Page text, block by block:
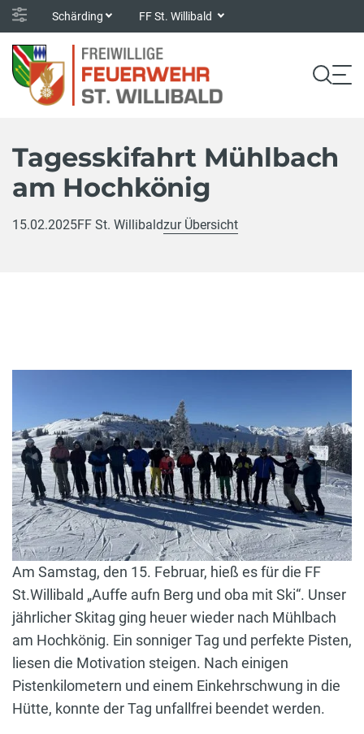
Schärding FF St. Willibald
Tagesskifahrt Mühlbach
am Hochkönig
15.02.2025FF St. Willibaldzur Übersicht
Am Samstag, den 15. Februar, hieß es für die FF
St.Willibald „Auffe aufn Berg und oba mit Ski“. Unser
jährlicher Skitag ging heuer wieder nach Mühlbach
am Hochkönig. Ein sonniger Tag und perfekte Pisten,
liesen die Motivation steigen. Nach einigen
Pistenkilometern und einem Einkehrschwung in die
Hütte, konnte der Tag unfallfrei beendet werden.